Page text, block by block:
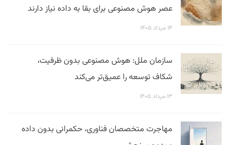
عصر هوش مصنوعی برای بقا به داده نیاز دارند
۱۴ مرداد ۱۴۰۵
سازمان ملل: هوش مصنوعی بدون ظرفیت،
شکاف توسعه را عمیق‌تر می‌کند
۱۳ مرداد ۱۴۰۵
مهاجرت متخصصان فناوری، حکمرانی بدون داده